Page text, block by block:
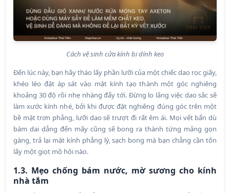
Cách vệ sinh cửa kính bị dính keo
Đến lúc này, bạn hãy tháo lấy phần lưỡi của một chiếc dao rọc giấy,
khéo léo đặt áp sát vào mặt kính tạo thành một góc nghiêng
khoảng 30 độ rồi nhẹ nhàng đẩy tới. Đừng lo lắng việc dao sắc sẽ
làm xước kính nhé, bởi khi được đặt nghiêng đúng góc trên một
bề mặt trơn phẳng, lưỡi dao sẽ trượt đi rất êm ái. Mọi vết bẩn dù
bám dai dẳng đến mấy cũng sẽ bong ra thành từng mảng gọn
gàng, trả lại mặt kính phẳng lỳ, sạch bong mà bạn chẳng cần tốn
lấy một giọt mồ hôi nào.
1.3. Mẹo chống bám nước, mờ sương cho kính
nhà tắm